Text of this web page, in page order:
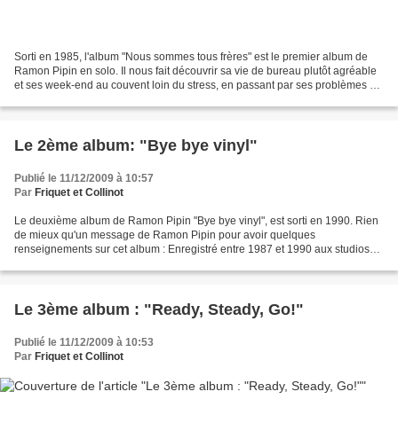
Sorti en 1985, l'album "Nous sommes tous frères" est le premier album de
Ramon Pipin en solo. Il nous fait découvrir sa vie de bureau plutôt agréable
et ses week-end au couvent loin du stress, en passant par ses problèmes de
Le 2ème album: "Bye bye vinyl"
Publié le 11/12/2009 à 10:57
Par Friquet et Collinot
Le deuxième album de Ramon Pipin "Bye bye vinyl", est sorti en 1990. Rien
de mieux qu'un message de Ramon Pipin pour avoir quelques
renseignements sur cet album : Enregistré entre 1987 et 1990 aux studios
Le 3ème album : "Ready, Steady, Go!"
Publié le 11/12/2009 à 10:53
Par Friquet et Collinot